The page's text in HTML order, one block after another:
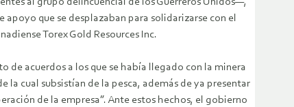
que se desplazaban para solidarizarse con el
Torex Gold Resources Inc.
de acuerdos a los que se había llegado con la minera
la cual subsistían de la pesca, además de ya presentar
de la empresa”. Ante estos hechos, el gobierno